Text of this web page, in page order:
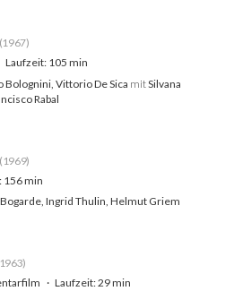
(1967)
Laufzeit: 105 min
Bolognini, Vittorio De Sica mitSilvana
Rabal
(1969)
156 min
Ingrid Thulin, Helmut Griem
Laufzeit: 29 min